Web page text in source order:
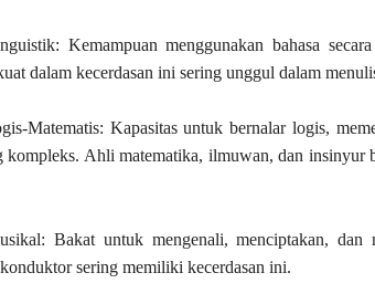
Kemampuan menggunakan bahasa
dalam kecerdasan ini sering unggul dalam
Matematis: Kapasitas untuk bernalar logis,
kompleks. Ahli matematika, ilmuwan, dan insinyur
Bakat untuk mengenali, menciptakan, dan
sering memiliki kecerdasan ini.